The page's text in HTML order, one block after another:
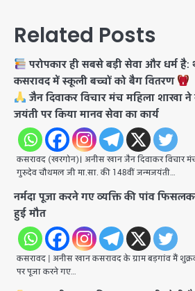
Related Posts
परोपकार ही सबसे बड़ी सेवा और धर्म है:
कसरावद में स्कूली बच्चों को बैग वितरण
जैन दिवाकर विचार मंच महिला शाखा
जयंती पर किया मानव सेवा का कार्य
कसरावद (खरगोन)। अनीस खान ​जैन दिवाकर विचार मंच
गुरुदेव चौथमल जी मा.सा. की 148वीं जन्मजयंती…
नर्मदा पूजा करने गए व्यक्ति की पांव
हुई मौत
कसरावद | अनीस खान कसरावद के ग्राम बड़गांव मैं
पर पूजा करने गए…